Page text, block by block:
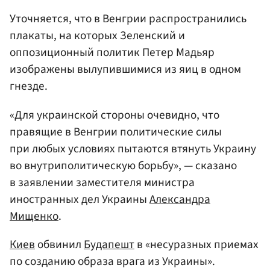
Уточняется, что в Венгрии распространились
плакаты, на которых Зеленский и
оппозиционный политик Петер Мадьяр
изображены вылупившимися из яиц в одном
гнезде.
«Для украинской стороны очевидно, что
правящие в Венгрии политические силы
при любых условиях пытаются втянуть Украину
во внутриполитическую борьбу», — сказано
в заявлении заместителя министра
иностранных дел УкраиныАлександра
Мищенко.
КиевобвинилБудапештв «несуразных приемах
по созданию образа врага из Украины».